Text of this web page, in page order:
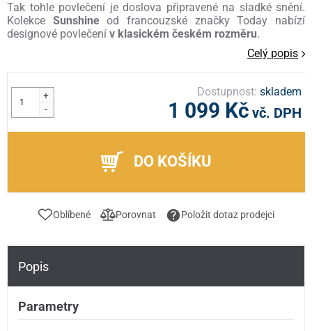
Tak tohle povlečení je doslova připravené na sladké snění.
Kolekce Sunshineod francouzské značky Today nabízí
designové povlečení v klasickém českém rozměru.
Celý popis
+
-
Dostupnost:skladem
1 099 Kč vč. DPH
DO KOŠÍKU
Oblíbené Porovnat Položit dotaz prodejci
Popis
Parametry